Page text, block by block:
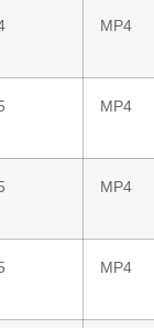
MP4
MP4
MP4
MP4